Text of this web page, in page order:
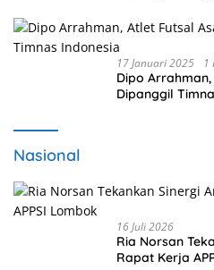
17 Januari 2025 1
Dipo
Dipanggil
Nasional
16 Juli 2026
Ria Norsan
Rapat Kerja